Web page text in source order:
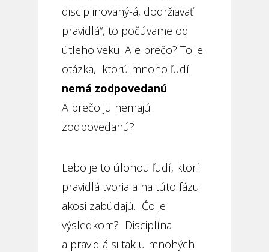
disciplinovaný-á, dodržiavať
pravidlá“, to počúvame od
útleho veku. Ale prečo? To je
otázka, ktorú mnoho ľudí
nemá zodpovedanú.
A prečo ju nemajú
zodpovedanú?
Lebo je to úlohou ľudí, ktorí
pravidlá tvoria a na túto fázu
akosi zabúdajú. Čo je
výsledkom? Disciplína
a pravidlá si tak u mnohých